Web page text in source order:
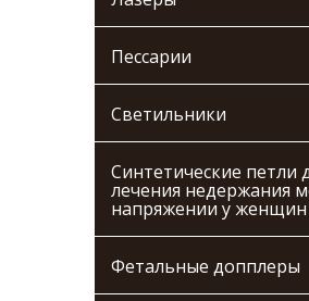
Пессарии
Светильники
Синтетические петли
лечения недержания
напряжении у женщин
Фетальные допплеры